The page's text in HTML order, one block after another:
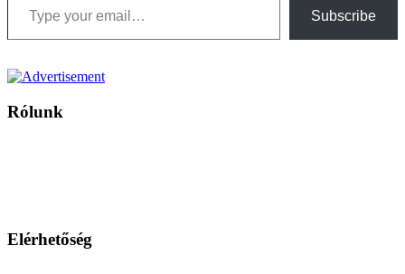
Subscribe
Rólunk
Elérhetőség